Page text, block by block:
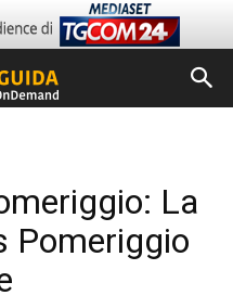
La
Pomeriggio